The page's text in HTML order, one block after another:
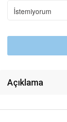
İstemiyorum
Açıklama